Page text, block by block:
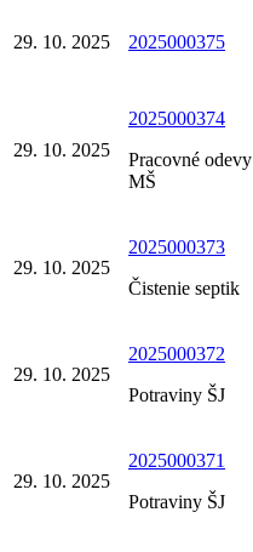
29. 10. 2025 2025000375
29. 10. 2025
2025000374
Pracovné odevy
MŠ
29. 10. 2025
2025000373
Čistenie septik
29. 10. 2025
2025000372
Potraviny ŠJ
29. 10. 2025
2025000371
Potraviny ŠJ